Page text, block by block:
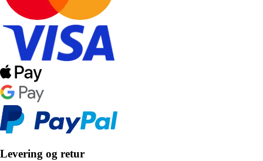
Levering og retur